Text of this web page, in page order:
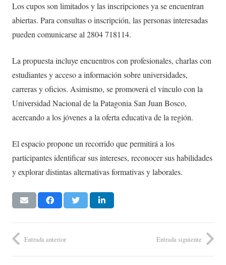
Los cupos son limitados y las inscripciones ya se encuentran
abiertas. Para consultas o inscripción, las personas interesadas
pueden comunicarse al 2804 718114.
La propuesta incluye encuentros con profesionales, charlas con
estudiantes y acceso a información sobre universidades,
carreras y oficios. Asimismo, se promoverá el vínculo con la
Universidad Nacional de la Patagonia San Juan Bosco,
acercando a los jóvenes a la oferta educativa de la región.
El espacio propone un recorrido que permitirá a los
participantes identificar sus intereses, reconocer sus habilidades
y explorar distintas alternativas formativas y laborales.
Entrada anterior Entrada siguiente